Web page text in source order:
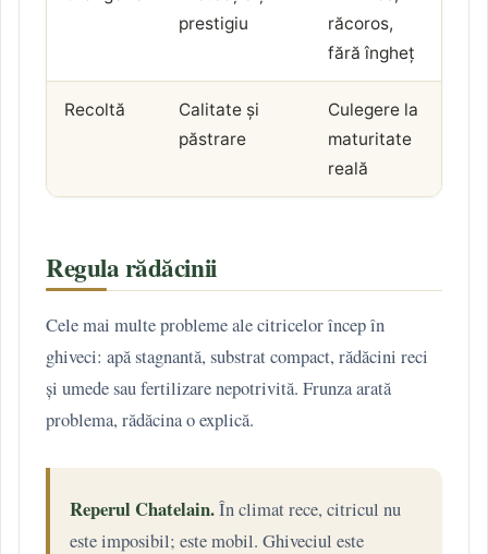
prestigiu
răcoros,
fără îngheț
Recoltă
Calitate și
păstrare
Culegere la
maturitate
reală
Regula rădăcinii
Cele mai multe probleme ale citricelor încep în
ghiveci: apă stagnantă, substrat compact, rădăcini reci
și umede sau fertilizare nepotrivită. Frunza arată
problema, rădăcina o explică.
Reperul Chatelain.În climat rece, citricul nu
este imposibil; este mobil. Ghiveciul este